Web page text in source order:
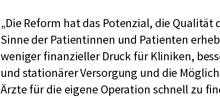
Die Reform hat das Potenzial, die Qualität
Sinne der Patientinnen und Patienten
weniger finanzieller Druck für Kliniken,
und stationärer Versorgung und die
Ärzte für die eigene Operation schnell zu